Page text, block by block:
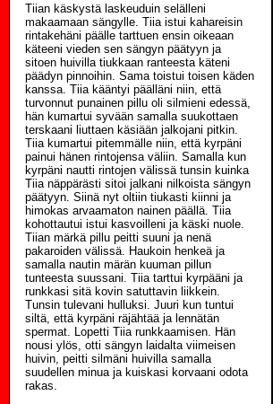
Tiian käskystä laskeuduin selälleni
makaamaan sängylle. Tiia istui kahareisin
rintakehäni päälle tarttuen ensin oikeaan
käteeni vieden sen sängyn päätyyn ja
sitoen huivilla tiukkaan ranteesta käteni
päädyn pinnoihin. Sama toistui toisen käden
kanssa. Tiia kääntyi päälläni niin, että
turvonnut punainen pillu oli silmieni edessä,
hän kumartui syvään samalla suukottaen
terskaani liuttaen käsiään jalkojani pitkin.
Tiia kumartui pitemmälle niin, että kyrpäni
painui hänen rintojensa väliin. Samalla kun
kyrpäni nautti rintojen välissä tunsin kuinka
Tiia näppärästi sitoi jalkani nilkoista sängyn
päätyyn. Siinä nyt oltiin tiukasti kiinni ja
himokas arvaamaton nainen päällä. Tiia
kohottautui istui kasvoilleni ja käski nuole.
Tiian märkä pillu peitti suuni ja nenä
pakaroiden välissä. Haukoin henkeä ja
samalla nautin märän kuuman pillun
tunteesta suussani. Tiia tarttui kyrpääni ja
runkkasi sitä kovin satuttavin liikkein.
Tunsin tulevani hulluksi. Juuri kun tuntui
siltä, että kyrpäni räjähtää ja lennätän
spermat. Lopetti Tiia runkkaamisen. Hän
nousi ylös, otti sängyn laidalta viimeisen
huivin, peitti silmäni huivilla samalla
suudellen minua ja kuiskasi korvaani odota
rakas.